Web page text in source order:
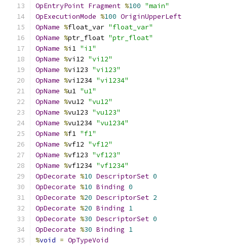
OpEntryPoint Fragment %100 "main"
OpExecutionMode %100 OriginUpperLeft
OpName %float_var "float_var"
OpName %ptr_float "ptr_float"
OpName %i1 "i1"
OpName %vi12 "vi12"
OpName %vi123 "vi123"
OpName %vi1234 "vi1234"
OpName %u1 "u1"
OpName %vu12 "vu12"
OpName %vu123 "vu123"
OpName %vu1234 "vu1234"
OpName %f1 "f1"
OpName %vf12 "vf12"
OpName %vf123 "vf123"
OpName %vf1234 "vf1234"
OpDecorate %10 DescriptorSet 0
OpDecorate %10 Binding 0
OpDecorate %20 DescriptorSet 2
OpDecorate %20 Binding 1
OpDecorate %30 DescriptorSet 0
OpDecorate %30 Binding 1
%void = OpTypeVoid